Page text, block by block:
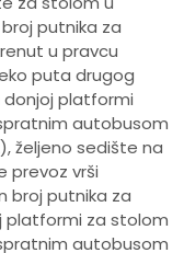
putnika za
u pravcu
puta drugog
donjoj platformi
autobusom
željeno sedište na
prevoz vrši
broj putnika za
platformi za stolom
autobusom